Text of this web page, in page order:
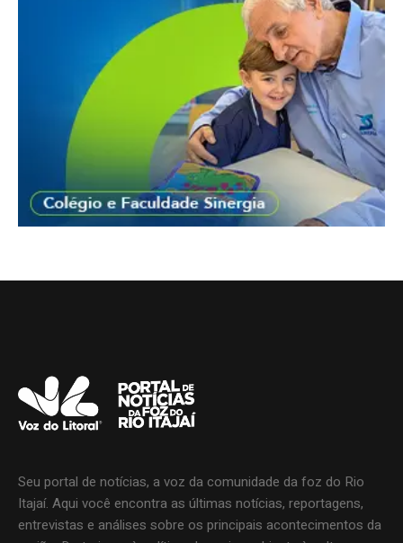
Seu portal de notícias, a voz da comunidade da foz do Rio
Itajaí. Aqui você encontra as últimas notícias, reportagens,
entrevistas e análises sobre os principais acontecimentos da